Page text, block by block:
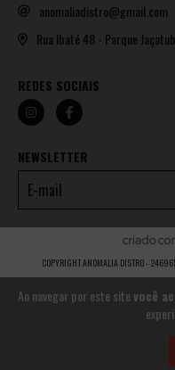
Ao navegar por este sitevocê
anomaliadistro@gmail.com
Rua Ibaté 48 - Parque
REDES SOCIAIS
NEWSLETTER
COPYRIGHT ANOMALIA DISTRO -